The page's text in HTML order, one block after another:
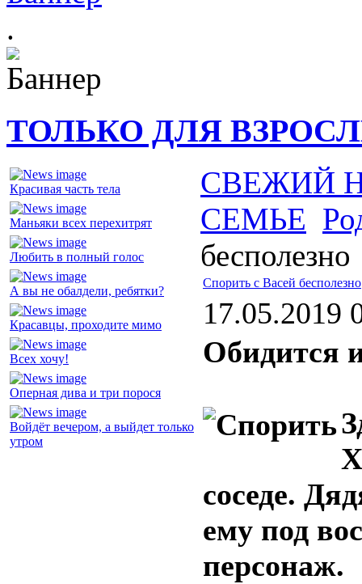
.
ТОЛЬКО ДЛЯ
Красивая часть тела
Маньяки всех перехитрят
Любить в полный голос
А вы не обалдели, ребятки?
Красавцы, проходите мимо
Всех хочу!
Оперная дива и три порося
Войдёт вечером, а выйдет только
утром
СВЕЖИЙ
СЕМЬЕ
бесполезно
Спорить с Васей бесполезно
17.05.2019
Обидится
соседе.
ему под
персонаж.